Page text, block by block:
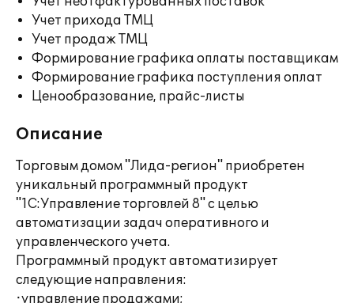
Учет прихода ТМЦ
Учет продаж ТМЦ
Формирование графика оплаты поставщикам
Формирование графика поступления оплат
Ценообразование, прайс-листы
Описание
Торговым домом "Лида-регион" приобретен
уникальный программный продукт
"1С:Управление торговлей 8" с целью
автоматизации задач оперативного и
управленческого учета.
Программный продукт автоматизирует
следующие направления:
·управление продажами;